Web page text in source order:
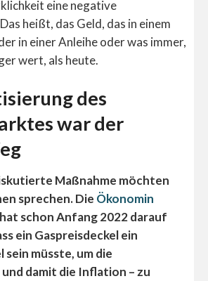
eine negative
heißt, das Geld, das in einem
in einer Anleihe oder was immer,
wert, als heute.
des
war der
Maßnahme möchten
sprechen. Die Ökonomin
hat schon Anfang 2022 darauf
ein Gaspreisdeckel ein
müsste, um die
damit die Inflation – zu